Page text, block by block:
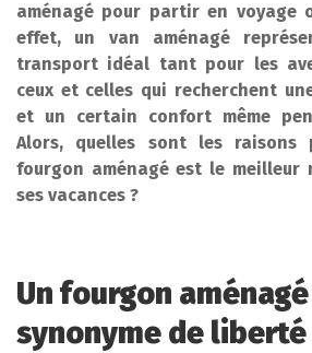
aménagé pour partir en voyage
effet, un van aménagé
transport idéal tant pour les
ceux et celles qui recherchent
et un certain confort même
Alors, quelles sont les raisons
fourgon aménagé est le meilleur
ses vacances ?
Un fourgon
synonyme de liberté